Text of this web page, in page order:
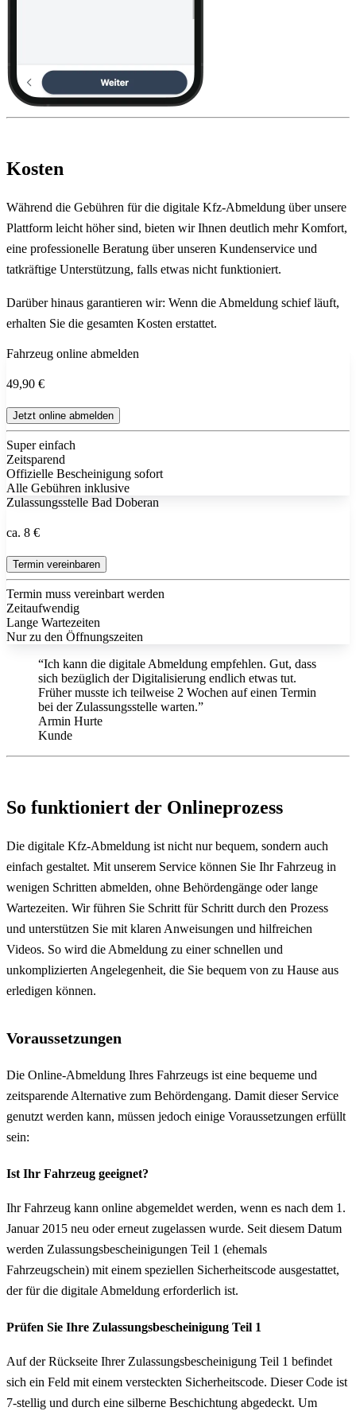
Kosten
Während die Gebühren für die digitale Kfz-Abmeldung über unsere
Plattform leicht höher sind, bieten wir Ihnen deutlich mehr Komfort,
eine professionelle Beratung über unseren Kundenservice und
tatkräftige Unterstützung, falls etwas nicht funktioniert.
Darüber hinaus garantieren wir: Wenn die Abmeldung schief läuft,
erhalten Sie die gesamten Kosten erstattet.
Fahrzeug online abmelden
49,90 €
Jetzt online abmelden
Super einfach
Zeitsparend
Offizielle Bescheinigung sofort
Alle Gebühren inklusive
Zulassungsstelle Bad Doberan
ca. 8 €
Termin vereinbaren
Termin muss vereinbart werden
Zeitaufwendig
Lange Wartezeiten
Nur zu den Öffnungszeiten
“Ich kann die digitale Abmeldung empfehlen. Gut, dass
sich bezüglich der Digitalisierung endlich etwas tut.
Früher musste ich teilweise 2 Wochen auf einen Termin
bei der Zulassungsstelle warten.”
Armin Hurte
Kunde
So funktioniert der Onlineprozess
Die digitale Kfz-Abmeldung ist nicht nur bequem, sondern auch
einfach gestaltet. Mit unserem Service können Sie Ihr Fahrzeug in
wenigen Schritten abmelden, ohne Behördengänge oder lange
Wartezeiten. Wir führen Sie Schritt für Schritt durch den Prozess
und unterstützen Sie mit klaren Anweisungen und hilfreichen
Videos. So wird die Abmeldung zu einer schnellen und
unkomplizierten Angelegenheit, die Sie bequem von zu Hause aus
erledigen können.
Voraussetzungen
Die Online-Abmeldung Ihres Fahrzeugs ist eine bequeme und
zeitsparende Alternative zum Behördengang. Damit dieser Service
genutzt werden kann, müssen jedoch einige Voraussetzungen erfüllt
sein:
Ist Ihr Fahrzeug geeignet?
Ihr Fahrzeug kann online abgemeldet werden, wenn es nach dem 1.
Januar 2015 neu oder erneut zugelassen wurde. Seit diesem Datum
werden Zulassungsbescheinigungen Teil 1 (ehemals
Fahrzeugschein) mit einem speziellen Sicherheitscode ausgestattet,
der für die digitale Abmeldung erforderlich ist.
Prüfen Sie Ihre Zulassungsbescheinigung Teil 1
Auf der Rückseite Ihrer Zulassungsbescheinigung Teil 1 befindet
sich ein Feld mit einem versteckten Sicherheitscode. Dieser Code ist
7-stellig und durch eine silberne Beschichtung abgedeckt. Um